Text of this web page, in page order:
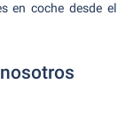
en coche desde el